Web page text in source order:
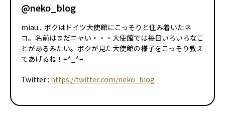
@neko_blog
miau... ボクはドイツ大使館にこっそりと住み着いたネ
コ。名前はまだニャい・・・大使館では毎日いろいろなこ
とがあるみたい。ボクが見た大使館の様子をこっそり教え
てあげるね！=^_^=
Twitter : https://twitter.com/neko_blog